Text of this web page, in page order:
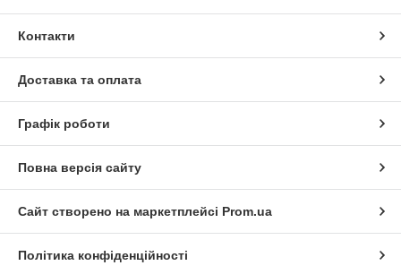
Контакти
Доставка та оплата
Графік роботи
Повна версія сайту
Сайт створено на маркетплейсі Prom.ua
Політика конфіденційності